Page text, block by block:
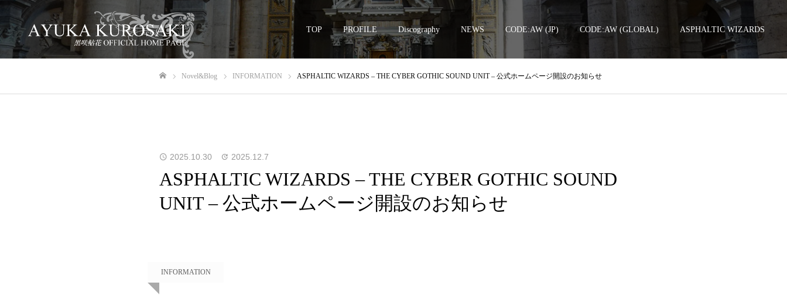
TOP PROFILE Discography NEWS CODE:AW (JP) CODE:AW (GLOBAL) ASPHALTIC WIZARDS
Novel&Blog INFORMATION ASPHALTIC WIZARDS – THE CYBER GOTHIC SOUND UNIT – 公式ホームページ開設のお知らせ
2025.10.30 2025.12.7
ASPHALTIC WIZARDS – THE CYBER GOTHIC SOUND
UNIT – 公式ホームページ開設のお知らせ
INFORMATION